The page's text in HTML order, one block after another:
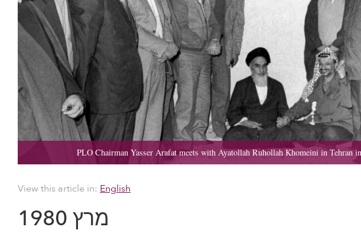
View this article in: English
מרץ 0891